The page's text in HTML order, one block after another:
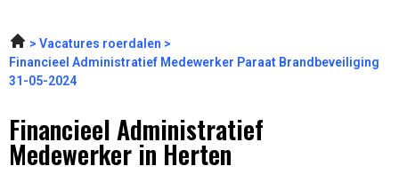
Vacatures roerdalen
Financieel Administratief Medewerker Paraat Brandbeveiliging
31-05-2024
Financieel Administratief
Medewerker in Herten